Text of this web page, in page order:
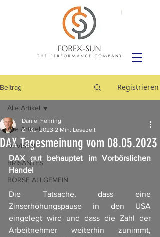
Beitrag Registrieren
Alle Artikel
DEVISEN
BRISANTES
BÖRSE ALLGEMEIN
Alle Artikel
DAX Tagesmeinung vom 08.05.2023
Daniel Fehring
8. Mai 2023 2 Min. Lesezeit
DAX gut behauptet im Vorbörslichen
Handel
Die Tatsache, dass eine
Zinserhöhungspause in den USA
eingelegt wird und dass die Zahl der
Arbeitnehmer weiterhin zunimmt,